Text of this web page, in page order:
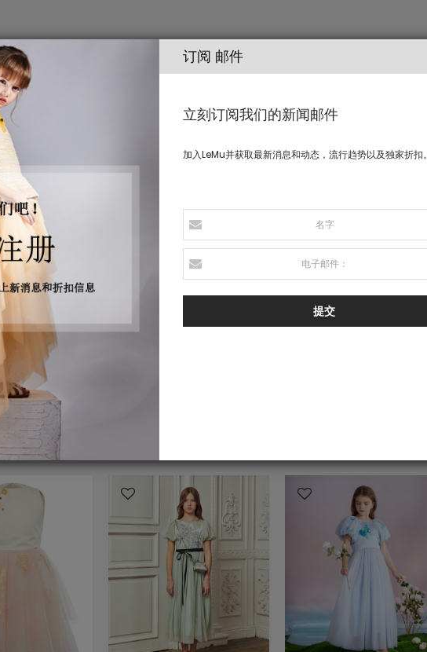
订阅 邮件
立刻订阅我们的新闻邮件
加入LeMu并获取最新消息和动态，流行趋势以及独家折扣。
提交